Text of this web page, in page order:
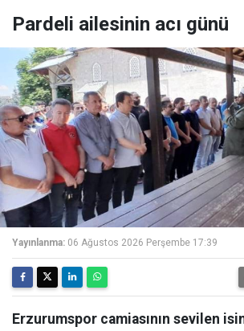
Pardeli ailesinin acı günü
Yayınlanma: 06 Ağustos 2026 Perşembe 17:39
Erzurumspor camiasının sevilen